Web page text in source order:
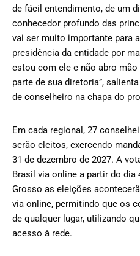
de fácil entendimento, de um
conhecedor profundo das
vai ser muito importante para
presidência da entidade por
estou com ele e não abro
parte de sua diretoria”,
de conselheiro na chapa do
Em cada regional, 27
serão eleitos, exercendo
31 de dezembro de 2027. A
Brasil via online a partir do dia
Grosso as eleições
via online, permitindo que os
de qualquer lugar, utilizando
acesso à rede.